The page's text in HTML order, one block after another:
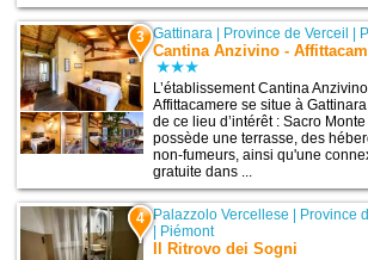
3 Gattinara Province de Verceil
Cantina Anzivino -
L’établissement Cantina
Affittacamere se situe à
de ce lieu d’intérêt : Sacro Monte
possède une terrasse, des
non-fumeurs, ainsi qu'une
gratuite dans ...
4 Palazzolo Vercellese
Province
Piémont
Il Ritrovo dei Sogni